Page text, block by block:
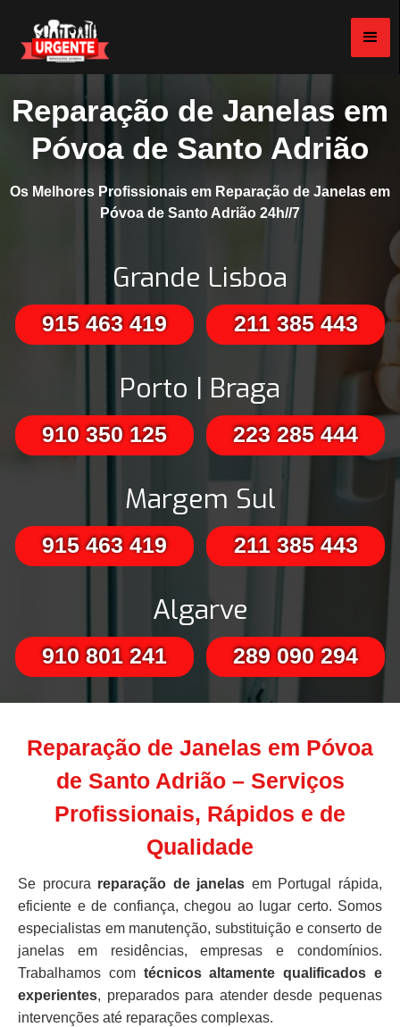
Reparação de Janelas em
Póvoa de Santo Adrião
Os Melhores Profissionais em Reparação de Janelas em
Póvoa de Santo Adrião 24h//7
Grande Lisboa
915 463 419 211 385 443
Porto | Braga
910 350 125 223 285 444
Margem Sul
915 463 419 211 385 443
Algarve
910 801 241 289 090 294
Reparação de Janelas em Póvoa
de Santo Adrião – Serviços
Profissionais, Rápidos e de
Qualidade
Se procura reparação de janelas em Portugal rápida,
eficiente e de confiança, chegou ao lugar certo. Somos
especialistas em manutenção, substituição e conserto de
janelas em residências, empresas e condomínios.
Trabalhamos com técnicos altamente qualificados e
experientes, preparados para atender desde pequenas
intervenções até reparações complexas.